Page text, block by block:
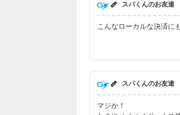
スパくんのお友達
こんなローカルな決済に
スパくんのお友達
マジか！